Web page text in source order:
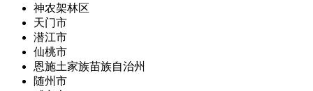
神农架林区
天门市
潜江市
仙桃市
恩施土家族苗族自治州
随州市